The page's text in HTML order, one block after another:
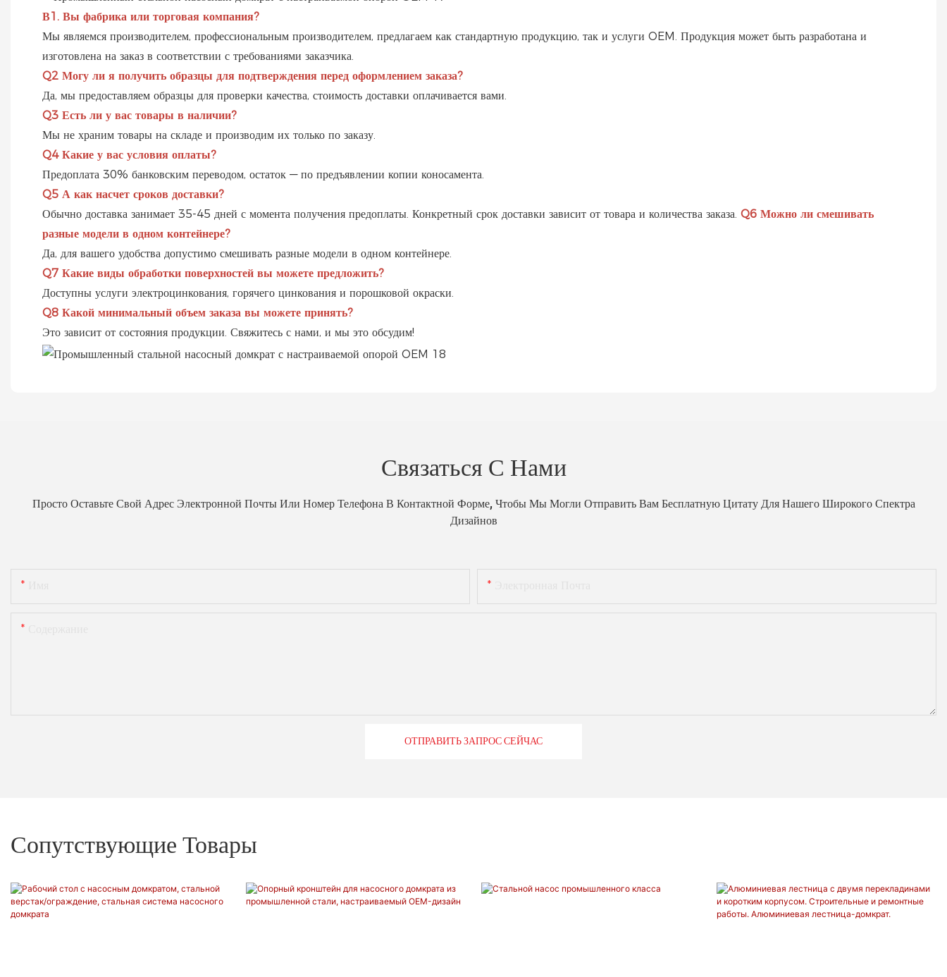
В1. Вы фабрика или торговая компания?
Мы являемся производителем, профессиональным производителем, предлагаем как стандартную продукцию, так и услуги OEM. Продукция может быть разработана и
изготовлена ​​на заказ в соответствии с требованиями заказчика.
Q2 Могу ли я получить образцы для подтверждения перед оформлением заказа?
Да, мы предоставляем образцы для проверки качества, стоимость доставки оплачивается вами.
Q3 Есть ли у вас товары в наличии?
Мы не храним товары на складе и производим их только по заказу.
Q4 Какие у вас условия оплаты?
Предоплата 30% банковским переводом, остаток — по предъявлении копии коносамента.
Q5 А как насчет сроков доставки?
Обычно доставка занимает 35-45 дней с момента получения предоплаты. Конкретный срок доставки зависит от товара и количества заказа. Q6 Можно ли смешивать
разные модели в одном контейнере?
Да, для вашего удобства допустимо смешивать разные модели в одном контейнере.
Q7 Какие виды обработки поверхностей вы можете предложить?
Доступны услуги электроцинкования, горячего цинкования и порошковой окраски.
Q8 Какой минимальный объем заказа вы можете принять?
Это зависит от состояния продукции. Свяжитесь с нами, и мы это обсудим!
Связаться С Нами
Просто Оставьте Свой Адрес Электронной Почты Или Номер Телефона В Контактной Форме, Чтобы Мы Могли Отправить Вам Бесплатную Цитату Для Нашего Широкого Спектра
Дизайнов
ОТПРАВИТЬ ЗАПРОС СЕЙЧАС
Сопутствующие Товары